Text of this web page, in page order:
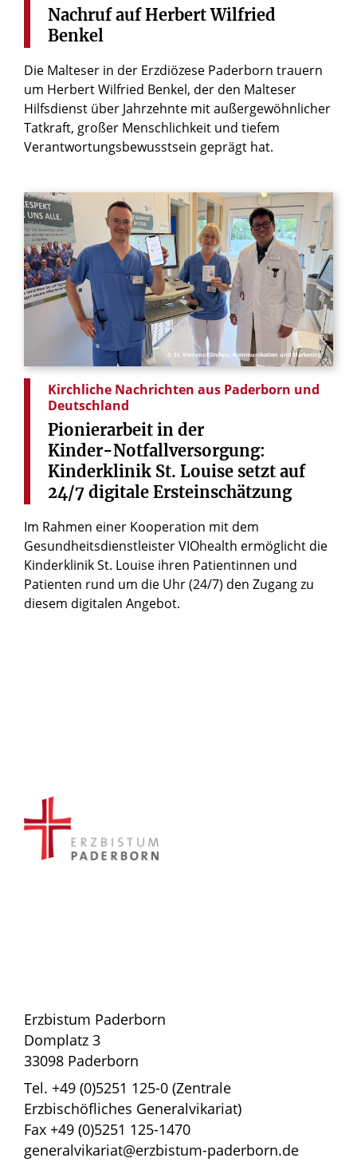
Nachruf auf Herbert Wilfried
Benkel
Die Malteser in der Erzdiözese Paderborn trauern
um Herbert Wilfried Benkel, der den Malteser
Hilfsdienst über Jahrzehnte mit außergewöhnlicher
Tatkraft, großer Menschlichkeit und tiefem
Verantwortungsbewusstsein geprägt hat.
© St. Vincenz-Kliniken, Kommunikation und Marketing
Kirchliche Nachrichten aus Paderborn und
Deutschland
Pionierarbeit in der
Kinder-Notfallversorgung:
Kinderklinik St. Louise setzt auf
24/7 digitale Ersteinschätzung
Im Rahmen einer Kooperation mit dem
Gesundheitsdienstleister VIOhealth ermöglicht die
Kinderklinik St. Louise ihren Patientinnen und
Patienten rund um die Uhr (24/7) den Zugang zu
diesem digitalen Angebot.
Erzbistum Paderborn
Domplatz 3
33098 Paderborn
Tel. +49 (0)5251 125-0 (Zentrale
Erzbischöfliches Generalvikariat)
Fax +49 (0)5251 125-1470
generalvikariat@erzbistum-paderborn.de